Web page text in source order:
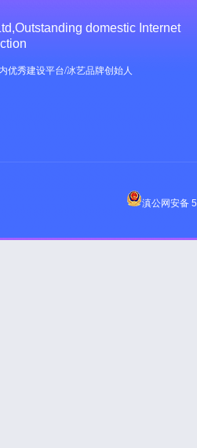
domestic Internet
优秀建设平台/冰艺品牌创始人
滇公网安备